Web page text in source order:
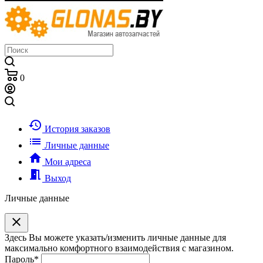
0
history История заказов
list Личные данные
home Мои адреса
meeting_room Выход
Личные данные
clear
Здесь Вы можете указать/изменить личные данные для
максимально комфортного взаимодействия с магазином.
Пароль*